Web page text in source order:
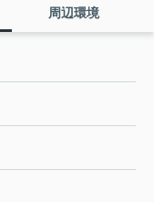
周辺環境